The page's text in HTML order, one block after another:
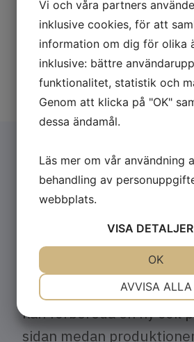
Besparingar:
ORTIC dubbelhaspel
stilleståndstiden genom
kan förbereda en ny coil
sidan medan
Vi och våra partners
inklusive cookies, för att
information om dig för olika
inklusive: bättre
funktionalitet, statistik och
Genom att klicka på "OK"
dessa ändamål.
Läs mer om vår användning
behandling av
webbplats.
VISA DETALJER
MARKNADSFÖRING
AVVISA ALLA
OK